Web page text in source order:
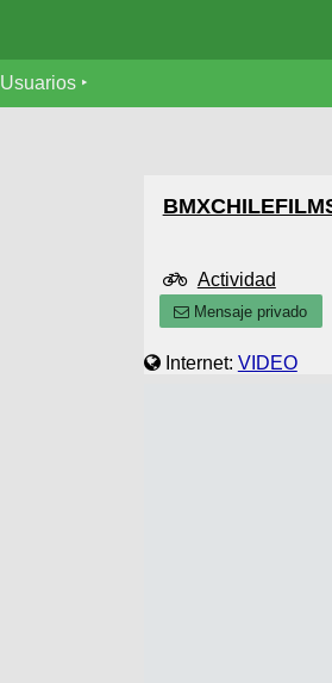
Usuarios
Actividad
Mensaje privado
Internet: VIDEO